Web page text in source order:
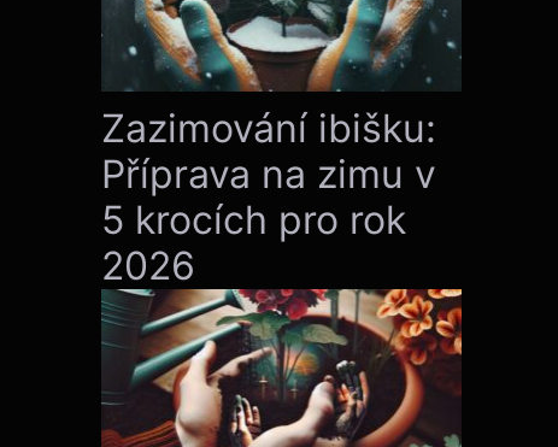
Zazimování ibišku:
Příprava na zimu v
5 krocích pro rok
2026